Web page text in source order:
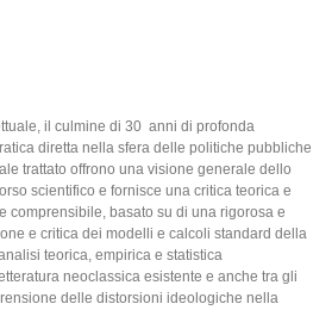
il culmine di 30 anni di profonda
diretta nella sfera delle politiche pubbliche
trattato offrono una visione generale dello
scientifico e fornisce una critica teorica e
comprensibile, basato su di una rigorosa e
e critica dei modelli e calcoli standard della
teorica, empirica e statistica
neoclassica esistente e anche tra gli
delle distorsioni ideologiche nella